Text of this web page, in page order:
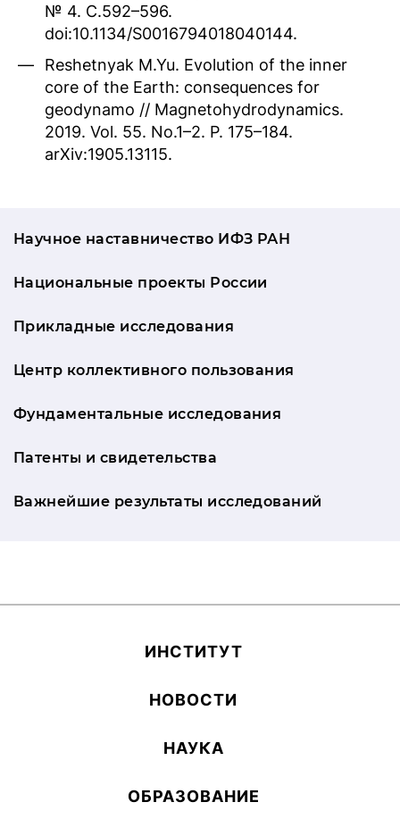
№ 4. С.592–596.
doi:10.1134/S0016794018040144.
Reshetnyak M.Yu. Evolution of the inner
core of the Earth: consequences for
geodynamo // Magnetohydrodynamics.
2019. Vol. 55. No.1–2. P. 175–184.
arXiv:1905.13115.
Научное наставничество ИФЗ РАН
Национальные проекты России
Прикладные исследования
Центр коллективного пользования
Фундаментальные исследования
Патенты и свидетельства
Важнейшие результаты исследований
ИН­СТИ­ТУТ
НОВОСТИ
НАУКА
ОБ­РА­ЗОВА­НИЕ